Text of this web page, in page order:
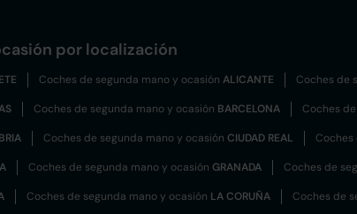
por localización
Coches de segunda mano y ocasión ALICANTE Coches de
Coches de segunda mano y ocasión BARCELONA Coches
Coches de segunda mano y ocasión CIUDAD REAL Coches
Coches de segunda mano y ocasión GRANADA Coches de
Coches de segunda mano y ocasión LA CORUÑA Coches de